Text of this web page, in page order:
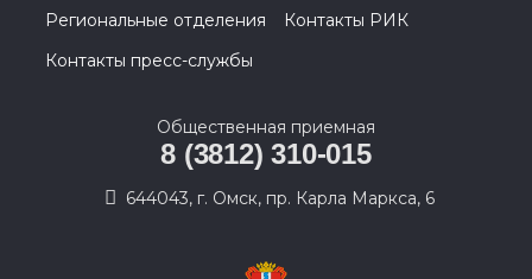
Региональные отделения
Контакты РИК
Контакты пресс-службы
Общественная приемная
8 (3812) 310-015
644043, г. Омск, пр. Карла Маркса, 6